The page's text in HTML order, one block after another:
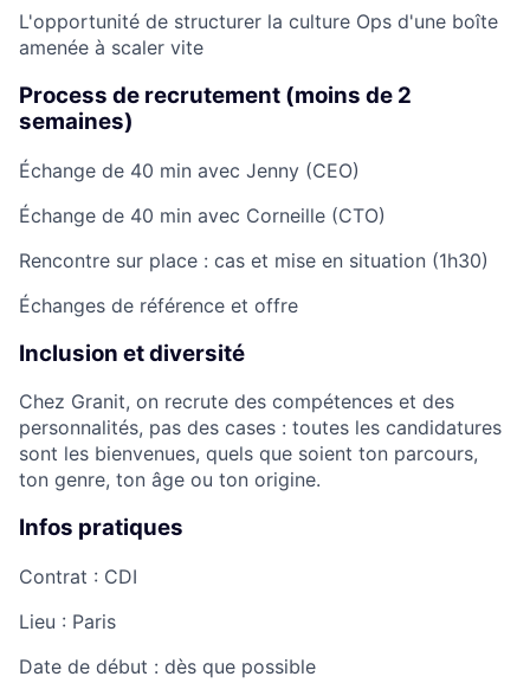
L'opportunité de structurer la culture Ops d'une boîte
amenée à scaler vite ​
Process de recrutement (moins de 2
semaines)
Échange de 40 min avec Jenny (CEO)
Échange de 40 min avec Corneille (CTO)
Rencontre sur place : cas et mise en situation (1h30)
Échanges de référence et offre
Inclusion et diversité
Chez Granit, on recrute des compétences et des
personnalités, pas des cases : toutes les candidatures
sont les bienvenues, quels que soient ton parcours,
ton genre, ton âge ou ton origine.
Infos pratiques
Contrat : CDI
Lieu : Paris
Date de début : dès que possible